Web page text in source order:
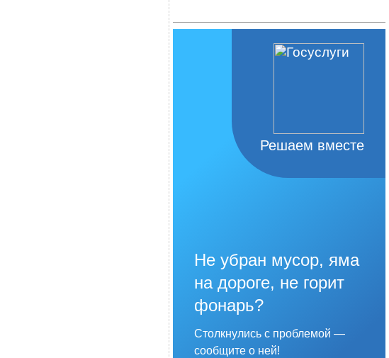
Решаем вместе
Не убран мусор, яма
на дороге, не горит
фонарь?
Столкнулись с проблемой —
сообщите о ней!